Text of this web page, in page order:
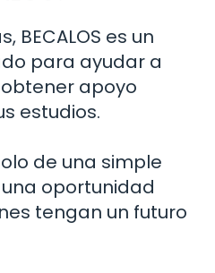
BECALOS es un
para ayudar a
apoyo
estudios.
de una simple
oportunidad
tengan un futuro